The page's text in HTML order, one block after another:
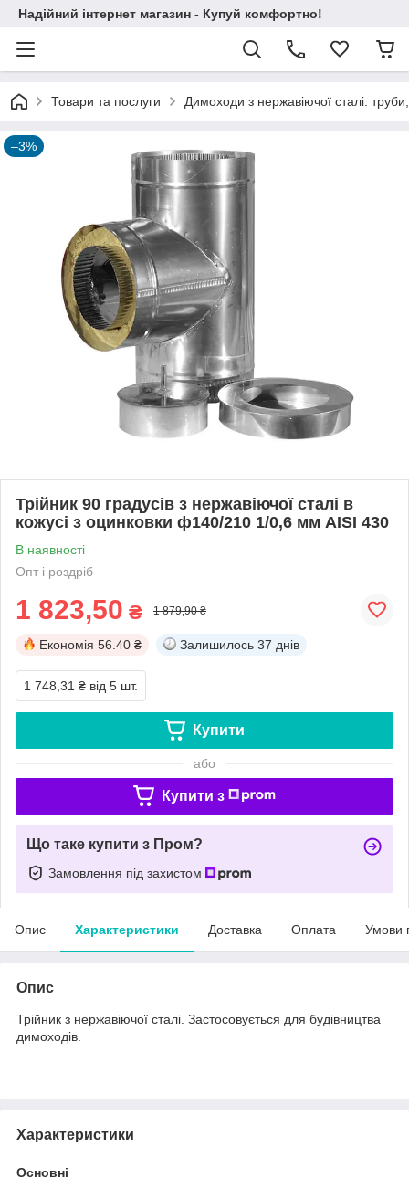
Надійний інтернет магазин - Купуй комфортно!
Товари та послуги Димоходи з нержавіючої сталі:
–3%
Трійник 90 градусів з нержавіючої сталі в
кожусі з оцинковки ф140/210 1/0,6 мм AISI 430
В наявності
Опт і роздріб
1 823,50 ₴ 1 879,90 ₴
Економія 56.40 ₴ Залишилось 37 днів
1 748,31 ₴ від 5 шт.
Купити
або
Купити з
Що таке купити з Пром?
Замовлення під захистом
Опис Характеристики Доставка Оплата Умови
Опис
Трійник з нержавіючої сталі. Застосовується для будівництва
димоходів.
Характеристики
Основні